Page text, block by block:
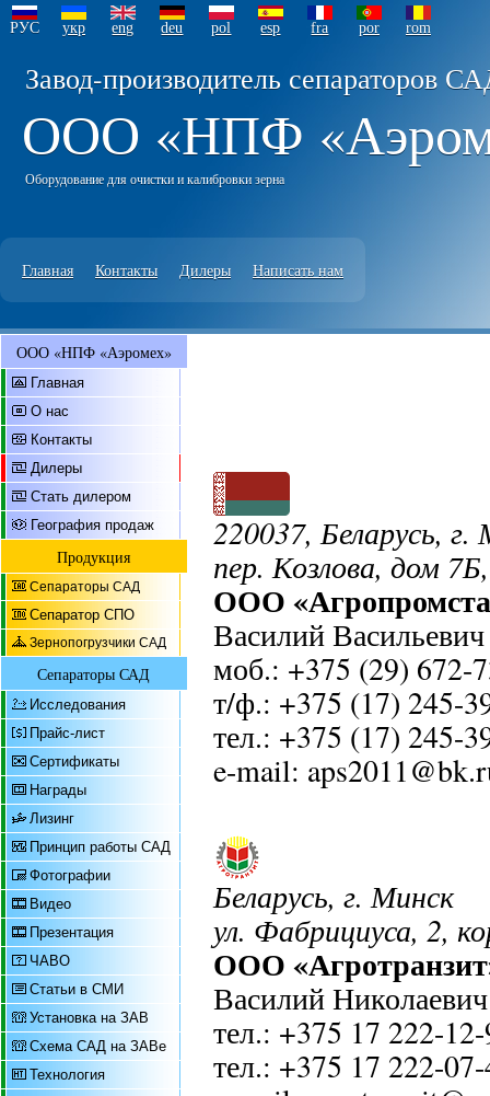
РУС укр eng deu pol esp fra por rom
Завод-производитель сепараторов
ООО «НПФ
Оборудование для очистки и калибровки зерна
Главная Контакты Дилеры Написать нам
ООО «НПФ «Аэромех»
Главная
О нас
Контакты
Дилеры
Стать дилером
География продаж
Продукция
Сепараторы САД
Сепаратор СПО
Зернопогрузчики САД
Сепараторы САД
Исследования
Прайс-лист
Сертификаты
Награды
Лизинг
Принцип работы САД
Фотографии
Видео
Презентация
ЧАВО
Статьи в СМИ
Установка на ЗАВ
Схема САД на ЗАВе
Технология
220037, Беларусь, г.
пер. Козлова, дом
ООО
Василий Васильевич
моб.: +375 (29) 672-
т/ф.: +375 (17) 245-
тел.: +375 (17) 245-
e-mail:
Беларусь, г. Минск
ул. Фабрициуса, 2,
ООО
Василий Николаевич
тел.: +375 17 222-
тел.: +375 17 222-